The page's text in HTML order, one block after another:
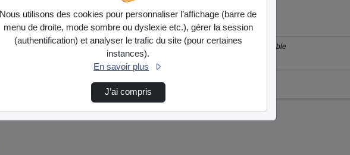
Nous utilisons des cookies pour personnaliser l’affichage (barre de
menu de droite, mode sombre ou dyslexie etc.), gérer la session
(authentification) et analyser le trafic du site (pour certaines
instances).
En savoir plus
J’ai compris